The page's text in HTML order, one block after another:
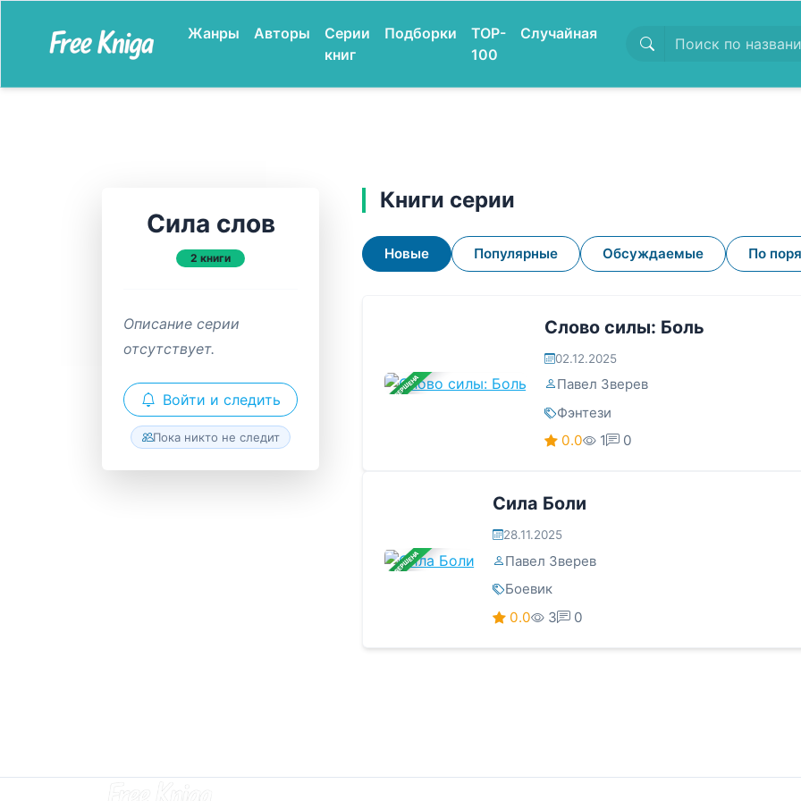
Жанры Авторы
Серии
книг
Подборки
TOP-
100
Случайная
Сила слов
2 книги
Описание серии
отсутствует.
Войти и следить
Пока никто не следит
Книги серии
Новые Популярные Обсуждаемые По
ЗАВЕРШЕНА
Слово силы: Боль
02.12.2025
Павел Зверев
Фэнтези
0.0
1 0
ЗАВЕРШЕНА
Сила Боли
28.11.2025
Павел Зверев
Боевик
0.0
3 0